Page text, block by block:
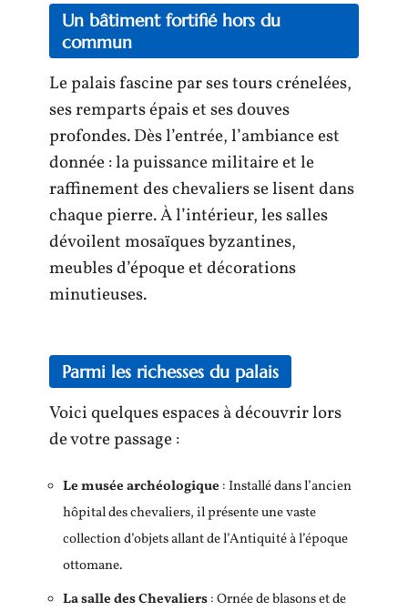
Un bâtiment fortifié hors du
commun
Le palais fascine par ses tours crénelées,
ses remparts épais et ses douves
profondes. Dès l’entrée, l’ambiance est
donnée : la puissance militaire et le
raffinement des chevaliers se lisent dans
chaque pierre. À l’intérieur, les salles
dévoilent mosaïques byzantines,
meubles d’époque et décorations
minutieuses.
Parmi les richesses du palais
Voici quelques espaces à découvrir lors
de votre passage :
Le musée archéologique : Installé dans l’ancien
hôpital des chevaliers, il présente une vaste
collection d’objets allant de l’Antiquité à l’époque
ottomane.
La salle des Chevaliers: Ornée de blasons et de